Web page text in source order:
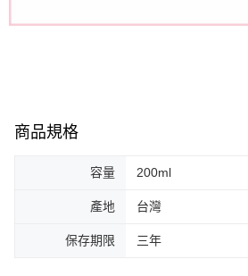
商品規格
容量 200ml
產地 台灣
保存期限 三年